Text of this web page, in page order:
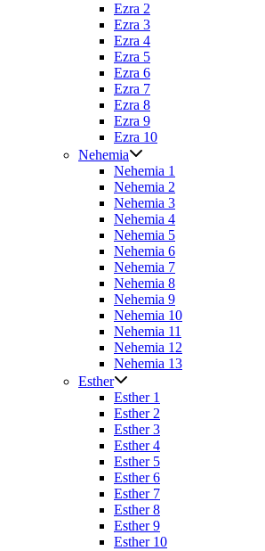
Ezra 2
Ezra 3
Ezra 4
Ezra 5
Ezra 6
Ezra 7
Ezra 8
Ezra 9
Ezra 10
Nehemia
Nehemia 1
Nehemia 2
Nehemia 3
Nehemia 4
Nehemia 5
Nehemia 6
Nehemia 7
Nehemia 8
Nehemia 9
Nehemia 10
Nehemia 11
Nehemia 12
Nehemia 13
Esther
Esther 1
Esther 2
Esther 3
Esther 4
Esther 5
Esther 6
Esther 7
Esther 8
Esther 9
Esther 10